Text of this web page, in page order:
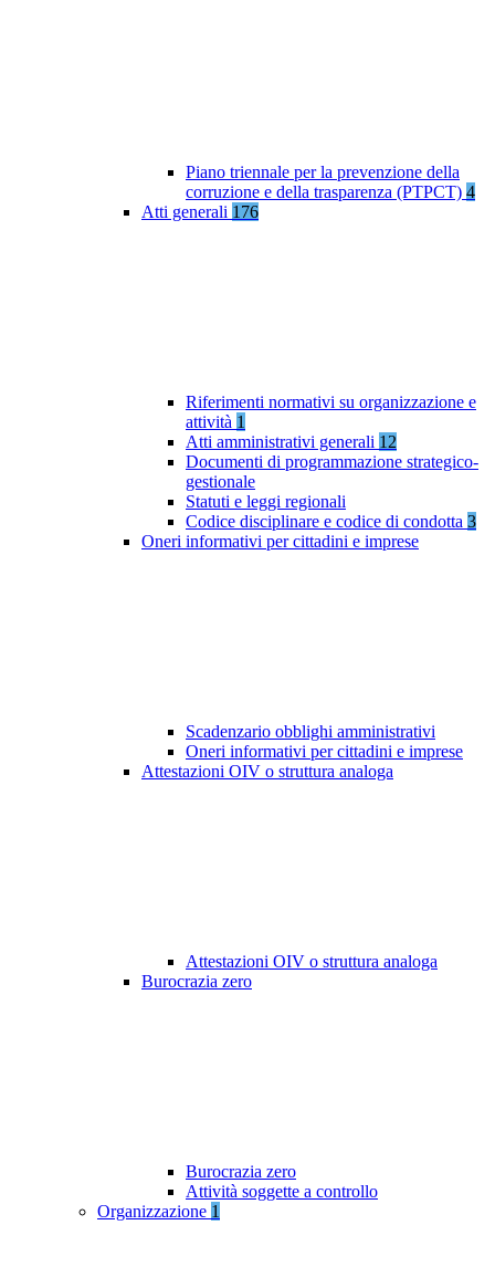
Piano triennale per la prevenzione della
corruzione e della trasparenza (PTPCT) 4
Atti generali 176
Riferimenti normativi su organizzazione e
attività 1
Atti amministrativi generali 12
Documenti di programmazione strategico-
gestionale
Statuti e leggi regionali
Codice disciplinare e codice di condotta 3
Oneri informativi per cittadini e imprese
Scadenzario obblighi amministrativi
Oneri informativi per cittadini e imprese
Attestazioni OIV o struttura analoga
Attestazioni OIV o struttura analoga
Burocrazia zero
Burocrazia zero
Attività soggette a controllo
Organizzazione 1